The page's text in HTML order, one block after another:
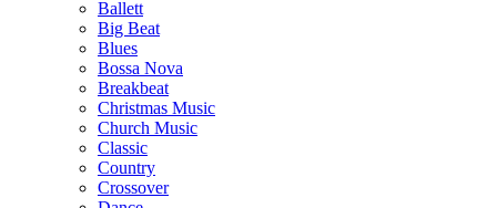
Ballett
Big Beat
Blues
Bossa Nova
Breakbeat
Christmas Music
Church Music
Classic
Country
Crossover